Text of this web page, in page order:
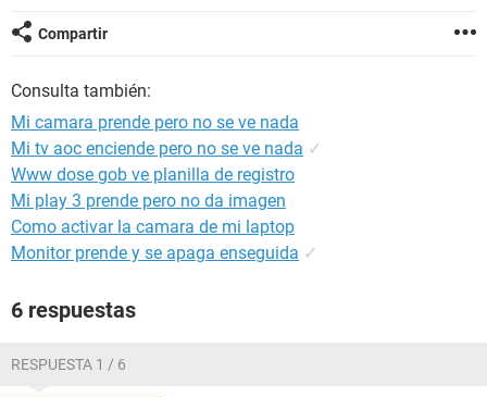
Compartir
Consulta también:
Mi camara prende pero no se ve nada
Mi tv aoc enciende pero no se ve nada ✓
Www dose gob ve planilla de registro
Mi play 3 prende pero no da imagen
Como activar la camara de mi laptop
Monitor prende y se apaga enseguida ✓
6 respuestas
RESPUESTA 1 / 6